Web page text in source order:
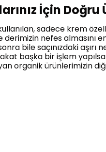
İçin
sadece krem
derimizin nefes almasını
bile saçınızdaki aşırı
başka bir işlem
organik ürünlerimizin